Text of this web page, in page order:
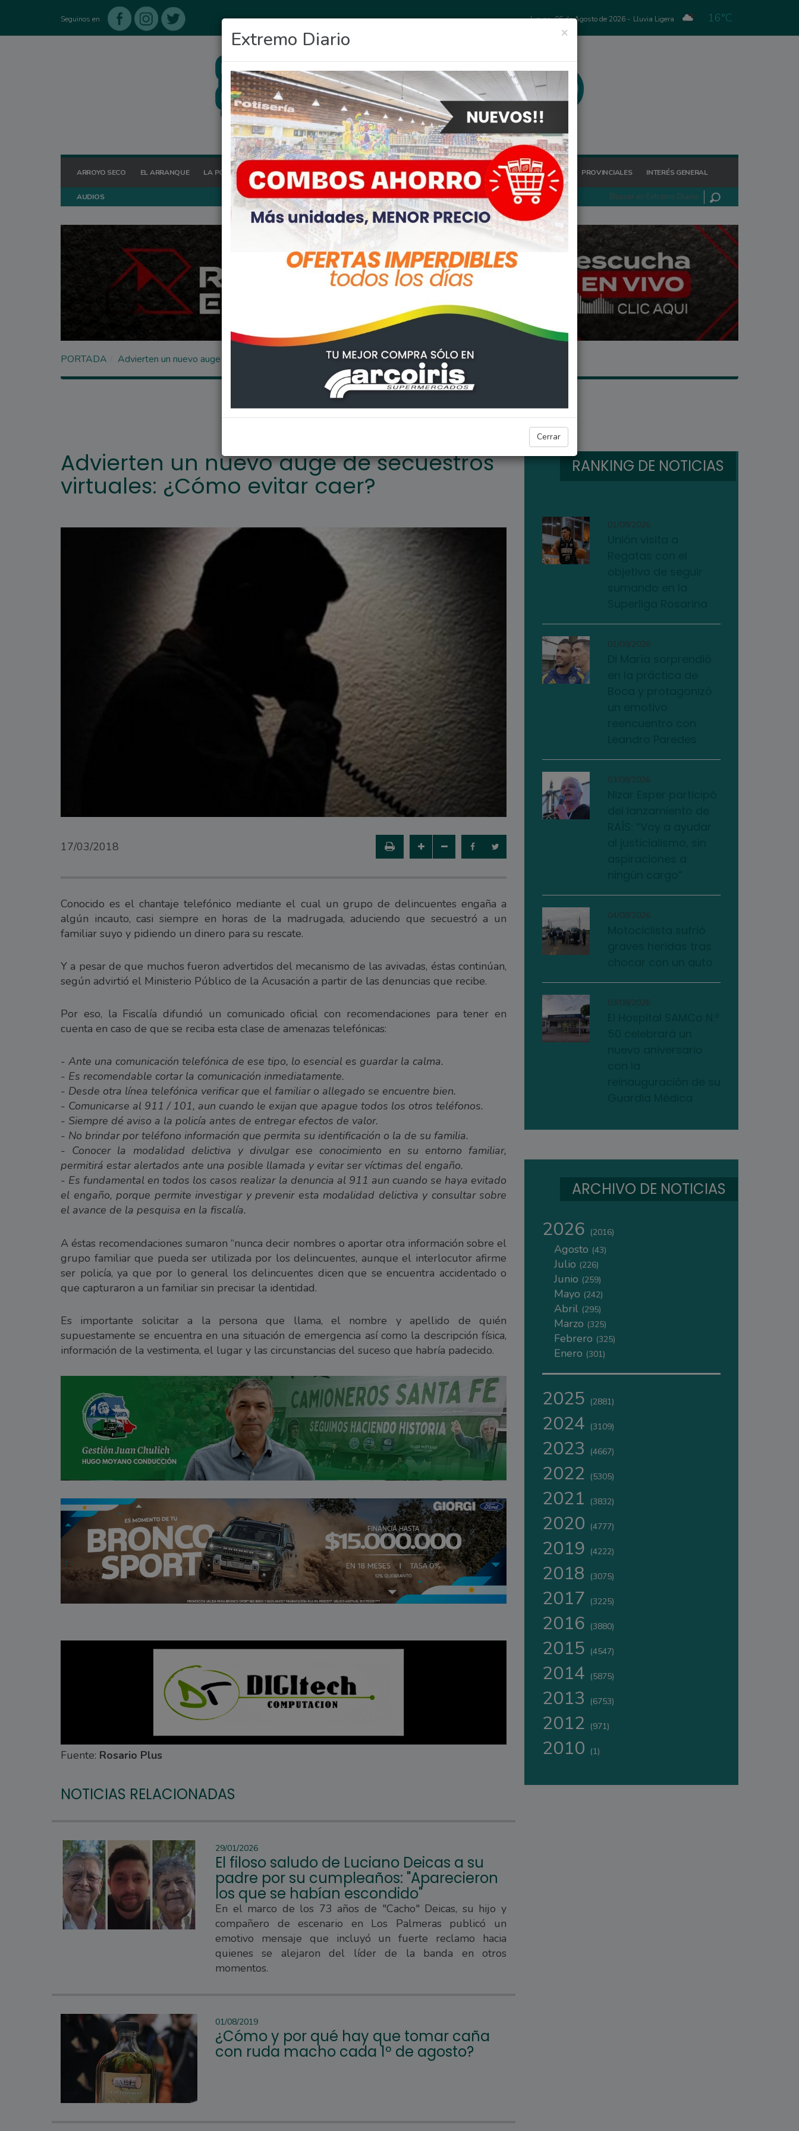
Seguinos en Jueves, 06 de Agosto de 2026 - Lluvia Ligera 16°C
ARROYO SECO EL ARRANQUE LA POSTA HOY OCIO DEPORTES FIGHIERA GENERAL LAGOS POLICIALES REGIONALES PROVINCIALES INTERÉS GENERAL
AUDIOS
×
Extremo Diario
Cerrar
PORTADA Advierten un nuevo auge de secuestros virtuales: ¿Cómo evitar caer?
TENDENCIAS
Advierten un nuevo auge de secuestros
virtuales: ¿Cómo evitar caer?
17/03/2018
Conocido es el chantaje telefónico mediante el cual un grupo de delincuentes engaña a
algún incauto, casi siempre en horas de la madrugada, aduciendo que secuestró a un
familiar suyo y pidiendo un dinero para su rescate.
Y a pesar de que muchos fueron advertidos del mecanismo de las avivadas, éstas continúan,
según advirtió el Ministerio Público de la Acusación a partir de las denuncias que recibe.
Por eso, la Fiscalía difundió un comunicado oficial con recomendaciones para tener en
cuenta en caso de que se reciba esta clase de amenazas telefónicas:
- Ante una comunicación telefónica de ese tipo, lo esencial es guardar la calma.
- Es recomendable cortar la comunicación inmediatamente.
- Desde otra línea telefónica verificar que el familiar o allegado se encuentre bien.
- Comunicarse al 911 / 101, aun cuando le exijan que apague todos los otros teléfonos.
- Siempre dé aviso a la policía antes de entregar efectos de valor.
- No brindar por teléfono información que permita su identificación o la de su familia.
- Conocer la modalidad delictiva y divulgar ese conocimiento en su entorno familiar,
permitirá estar alertados ante una posible llamada y evitar ser víctimas del engaño.
- Es fundamental en todos los casos realizar la denuncia al 911 aun cuando se haya evitado
el engaño, porque permite investigar y prevenir esta modalidad delictiva y consultar sobre
el avance de la pesquisa en la fiscalía.
A éstas recomendaciones sumaron “nunca decir nombres o aportar otra información sobre el
grupo familiar que pueda ser utilizada por los delincuentes, aunque el interlocutor afirme
ser policía, ya que por lo general los delincuentes dicen que se encuentra accidentado o
que capturaron a un familiar sin precisar la identidad.
Es importante solicitar a la persona que llama, el nombre y apellido de quién
supuestamente se encuentra en una situación de emergencia así como la descripción física,
información de la vestimenta, el lugar y las circunstancias del suceso que habría padecido.
Fuente: Rosario Plus
NOTICIAS RELACIONADAS
29/01/2026
El filoso saludo de Luciano Deicas a su
padre por su cumpleaños: "Aparecieron
los que se habían escondido"
En el marco de los 73 años de "Cacho" Deicas, su hijo y
compañero de escenario en Los Palmeras publicó un
emotivo mensaje que incluyó un fuerte reclamo hacia
quienes se alejaron del líder de la banda en otros
momentos.
01/08/2019
¿Cómo y por qué hay que tomar caña
con ruda macho cada 1º de agosto?
RANKING DE NOTICIAS
01/08/2026
01/08/2026
03/08/2026
04/08/2026
03/08/2026
ARCHIVO DE NOTICIAS
2026 (2016)
Agosto (43)
Julio (226)
Junio (259)
Mayo (242)
Abril (295)
Marzo (325)
Febrero (325)
Enero (301)
2025 (2881)
2024 (3109)
2023 (4667)
2022 (5305)
2021 (3832)
2020 (4777)
2019 (4222)
2018 (3075)
2017 (3225)
2016 (3880)
2015 (4547)
2014 (5875)
2013 (6753)
2012 (971)
2010 (1)